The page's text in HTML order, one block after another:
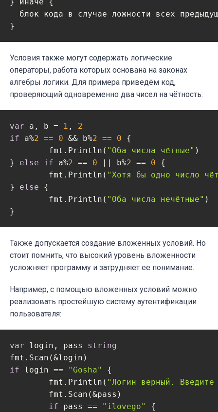
блок кода в случае ложности всех
Условия также могут содержать логические
операторы, работа которых основана на законах
алгебры логики. Для примера приведём код,
проверяющий одновременно два чисел на чётность:
var a, b = 1 , 2
if a%2 == 0 && b%2 == 0 {
	fmt.Println(
"Оба числа чётные" )
} else if a%2 == 0 || b%2 == 0 {
	fmt.Println(
"Хотя бы одно число
} else {
	fmt.Println(
"Оба числа нечётные" )
Также допускается создание вложенных условий. Но
стоит помнить, что высокий уровень вложенности
усложняет программу и затрудняет ее понимание.
Например, с помощью вложенных условий можно
реализовать простейшую систему аутентификации
пользователя:
var login, pass string
if login == "Gosha"
{
	fmt.Println(
"Логин верный.
if pass == "ilovego"
{